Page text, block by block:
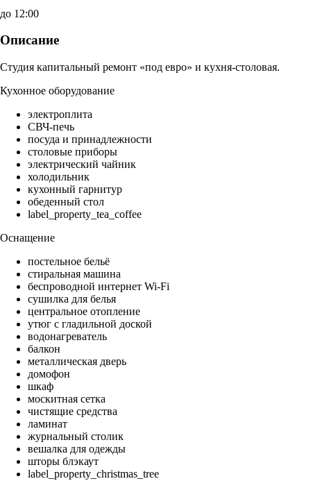
до 12:00
Описание
Студия капитальный ремонт «под евро» и кухня-столовая.
Кухонное оборудование
электроплита
СВЧ-печь
посуда и принадлежности
столовые приборы
электрический чайник
холодильник
кухонный гарнитур
обеденный стол
label_property_tea_coffee
Оснащение
постельное бельё
стиральная машина
беспроводной интернет Wi-Fi
сушилка для белья
центральное отопление
утюг с гладильной доской
водонагреватель
балкон
металлическая дверь
домофон
шкаф
москитная сетка
чистящие средства
ламинат
журнальный столик
вешалка для одежды
шторы блэкаут
label_property_christmas_tree